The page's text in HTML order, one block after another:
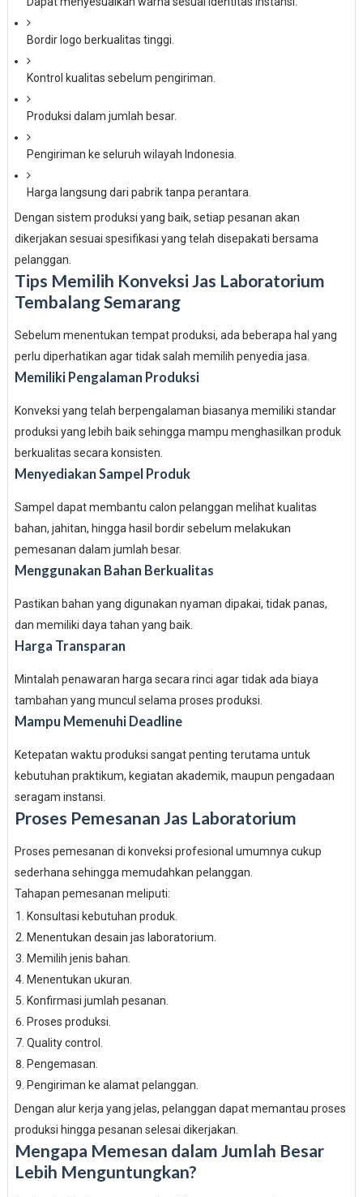
Bordir logo berkualitas tinggi.
Kontrol kualitas sebelum pengiriman.
Produksi dalam jumlah besar.
Pengiriman ke seluruh wilayah Indonesia.
Harga langsung dari pabrik tanpa perantara.
Dengan sistem produksi yang baik, setiap pesanan akan
dikerjakan sesuai spesifikasi yang telah disepakati bersama
pelanggan.
Tips Memilih Konveksi Jas Laboratorium
Tembalang Semarang
Sebelum menentukan tempat produksi, ada beberapa hal yang
perlu diperhatikan agar tidak salah memilih penyedia jasa.
Memiliki Pengalaman Produksi
Konveksi yang telah berpengalaman biasanya memiliki standar
produksi yang lebih baik sehingga mampu menghasilkan produk
berkualitas secara konsisten.
Menyediakan Sampel Produk
Sampel dapat membantu calon pelanggan melihat kualitas
bahan, jahitan, hingga hasil bordir sebelum melakukan
pemesanan dalam jumlah besar.
Menggunakan Bahan Berkualitas
Pastikan bahan yang digunakan nyaman dipakai, tidak panas,
dan memiliki daya tahan yang baik.
Harga Transparan
Mintalah penawaran harga secara rinci agar tidak ada biaya
tambahan yang muncul selama proses produksi.
Mampu Memenuhi Deadline
Ketepatan waktu produksi sangat penting terutama untuk
kebutuhan praktikum, kegiatan akademik, maupun pengadaan
seragam instansi.
Proses Pemesanan Jas Laboratorium
Proses pemesanan di konveksi profesional umumnya cukup
sederhana sehingga memudahkan pelanggan.
Tahapan pemesanan meliputi:
Konsultasi kebutuhan produk.
Menentukan desain jas laboratorium.
Memilih jenis bahan.
Menentukan ukuran.
Konfirmasi jumlah pesanan.
Proses produksi.
Quality control.
Pengemasan.
Pengiriman ke alamat pelanggan.
Dengan alur kerja yang jelas, pelanggan dapat memantau proses
produksi hingga pesanan selesai dikerjakan.
Mengapa Memesan dalam Jumlah Besar
Lebih Menguntungkan?